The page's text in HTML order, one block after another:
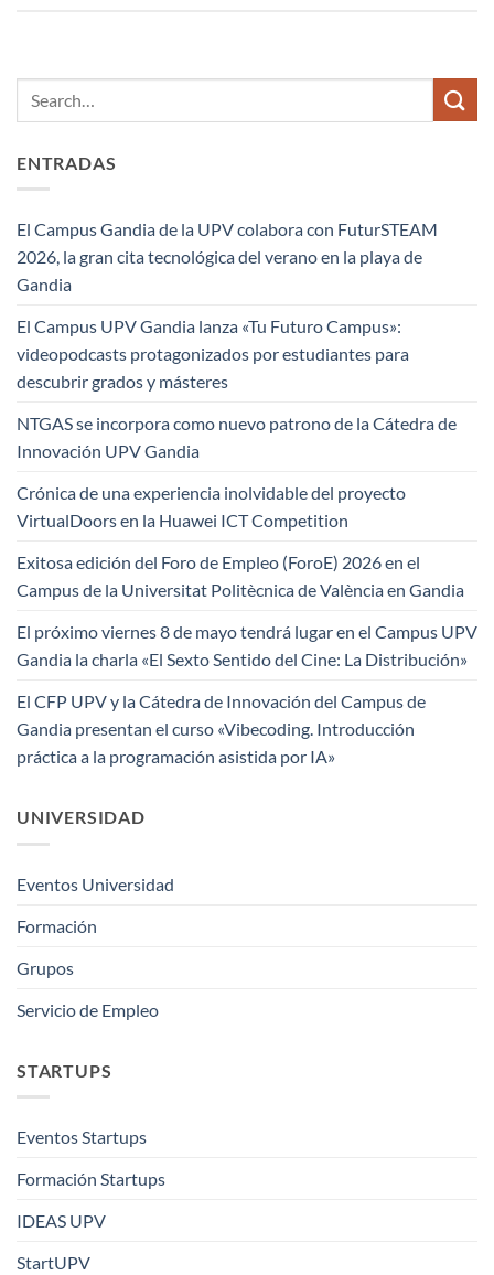
ENTRADAS
El Campus Gandia de la UPV colabora con FuturSTEAM
2026, la gran cita tecnológica del verano en la playa de
Gandia
El Campus UPV Gandia lanza «Tu Futuro Campus»:
videopodcasts protagonizados por estudiantes para
descubrir grados y másteres
NTGAS se incorpora como nuevo patrono de la Cátedra de
Innovación UPV Gandia
Crónica de una experiencia inolvidable del proyecto
VirtualDoors en la Huawei ICT Competition
Exitosa edición del Foro de Empleo (ForoE) 2026 en el
Campus de la Universitat Politècnica de València en Gandia
El próximo viernes 8 de mayo tendrá lugar en el Campus UPV
Gandia la charla «El Sexto Sentido del Cine: La Distribución»
El CFP UPV y la Cátedra de Innovación del Campus de
Gandia presentan el curso «Vibecoding. Introducción
práctica a la programación asistida por IA»
UNIVERSIDAD
Eventos Universidad
Formación
Grupos
Servicio de Empleo
STARTUPS
Eventos Startups
Formación Startups
IDEAS UPV
StartUPV